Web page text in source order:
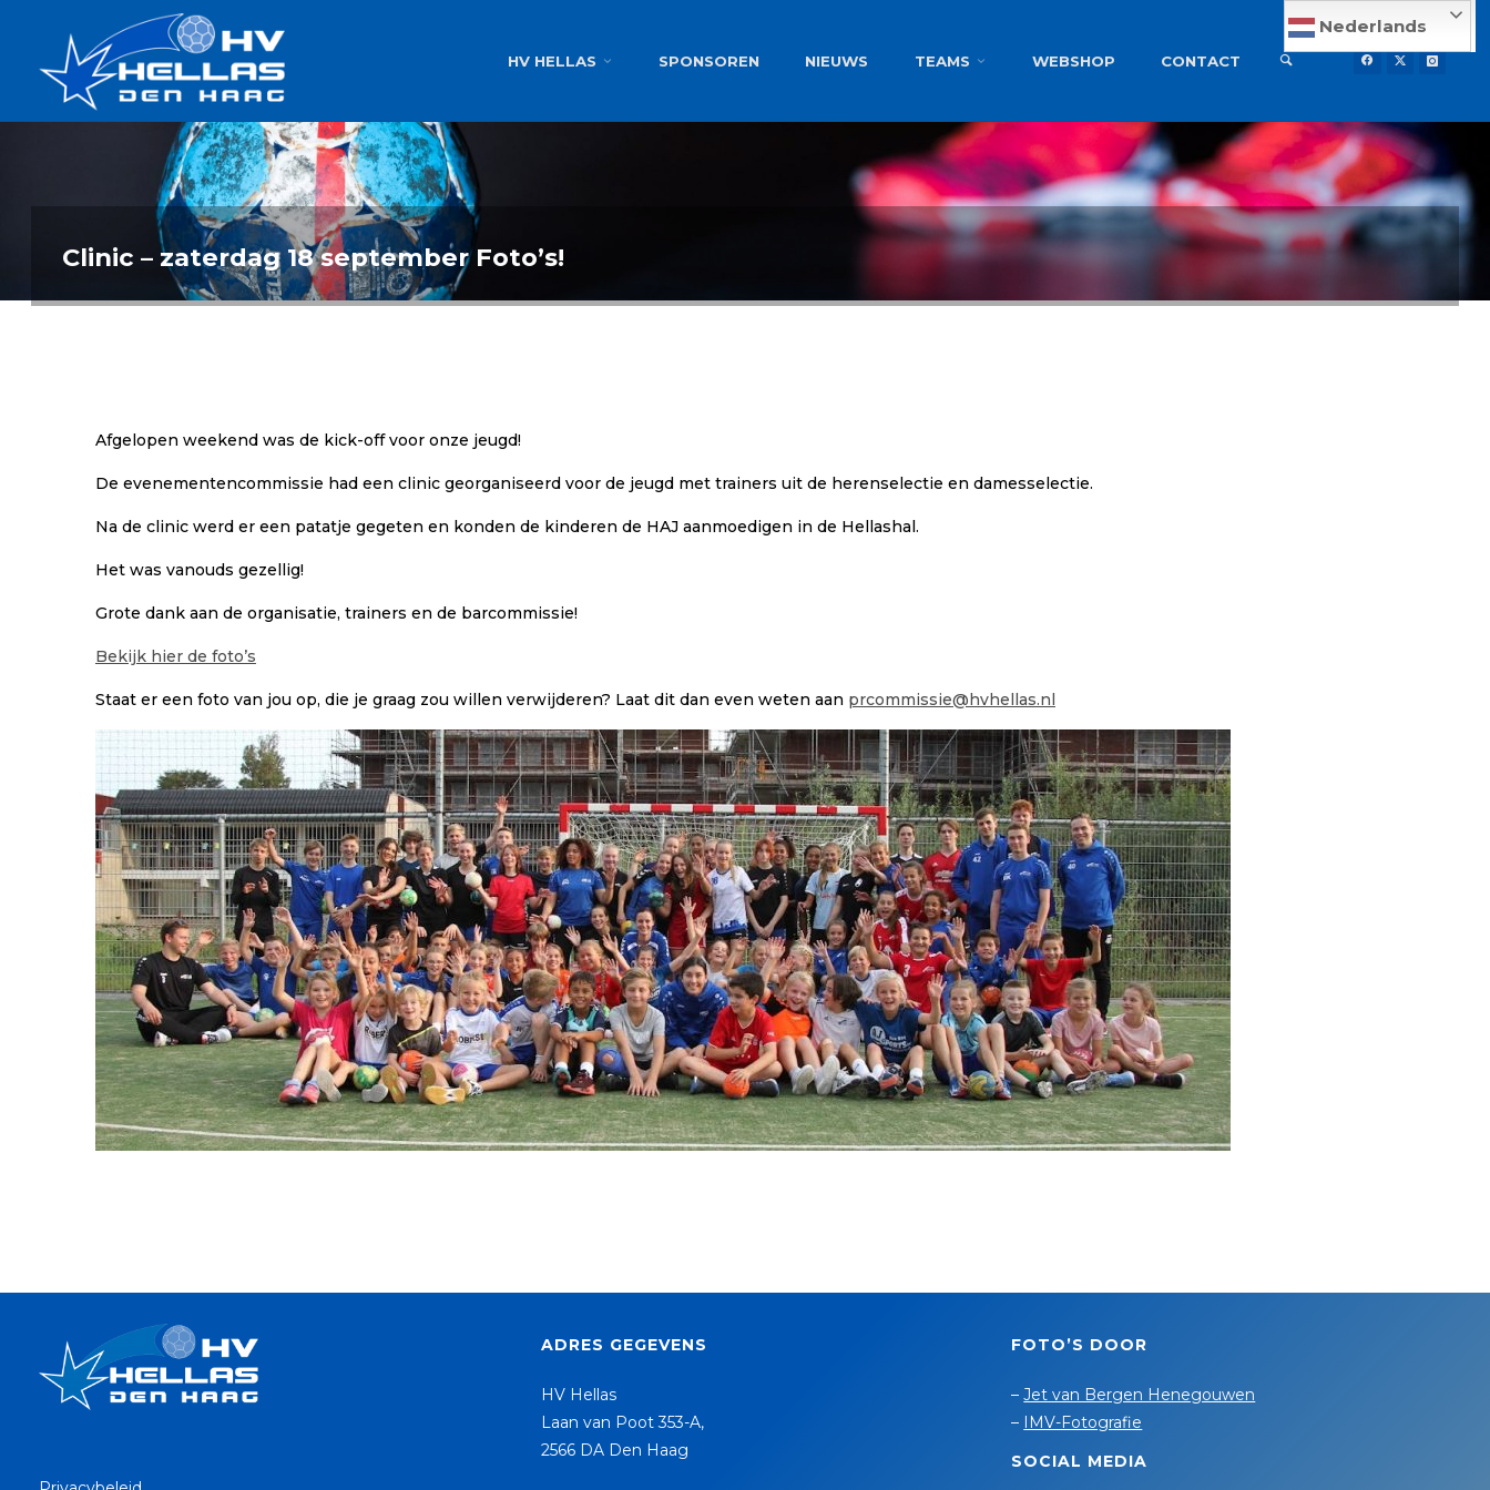
AMBITIE
HV HELLAS SPONSOREN NIEUWS TEAMS WEBSHOP CONTACT
Nederlands
Clinic – zaterdag 18 september Foto’s!
Afgelopen weekend was de kick-off voor onze jeugd!
De evenementencommissie had een clinic georganiseerd voor de jeugd met trainers uit de herenselectie en damesselectie.
Na de clinic werd er een patatje gegeten en konden de kinderen de HAJ aanmoedigen in de Hellashal.
Het was vanouds gezellig!
Grote dank aan de organisatie, trainers en de barcommissie!
Bekijk hier de foto’s
Staat er een foto van jou op, die je graag zou willen verwijderen? Laat dit dan even weten aan prcommissie@hvhellas.nl
ADRES GEGEVENS
HV Hellas
Laan van Poot 353-A,
2566 DA Den Haag
FOTO’S DOOR
–Jet van Bergen Henegouwen
– IMV-Fotografie
SOCIAL MEDIA